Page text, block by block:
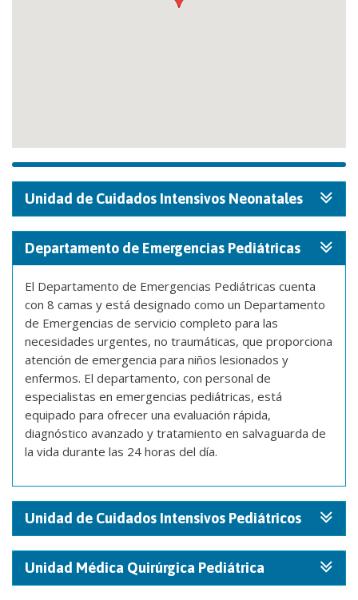
Unidad de Cuidados Intensivos Neonatales
Departamento de Emergencias Pediátricas
El Departamento de Emergencias Pediátricas cuenta
con 8 camas y está designado como un Departamento
de Emergencias de servicio completo para las
necesidades urgentes, no traumáticas, que proporciona
atención de emergencia para niños lesionados y
enfermos. El departamento, con personal de
especialistas en emergencias pediátricas, está
equipado para ofrecer una evaluación rápida,
diagnóstico avanzado y tratamiento en salvaguarda de
la vida durante las 24 horas del día.
Unidad de Cuidados Intensivos Pediátricos
Unidad Médica Quirúrgica Pediátrica